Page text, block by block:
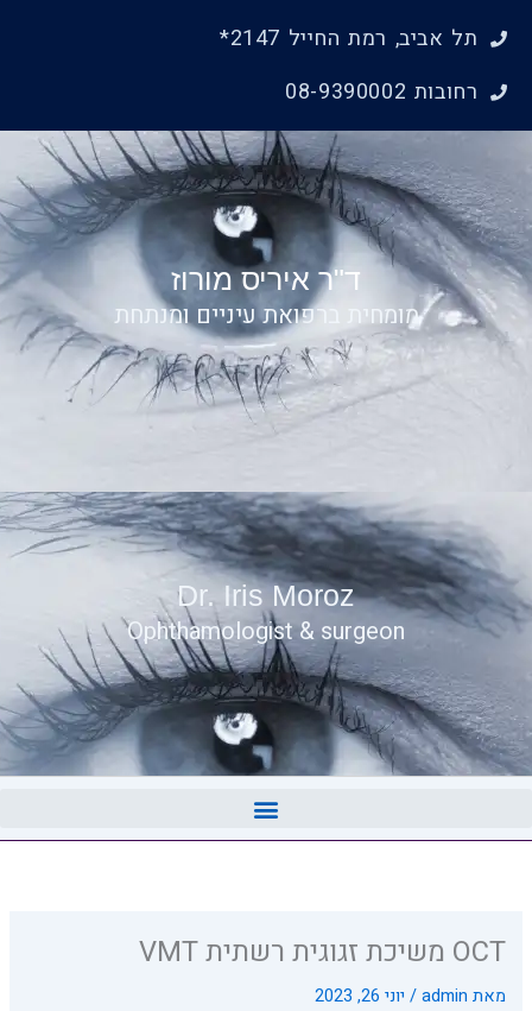
לתוכן
תל אביב, רמת החייל 2147*
רחובות 08-9390002
ד"ר איריס מורוז
מומחית ברפואת עיניים ומנתחת
Dr. Iris Moroz
Ophthamologist & surgeon
OCT משיכת זגוגית רשתית VMT
מאת admin
/ יוני 26, 2023